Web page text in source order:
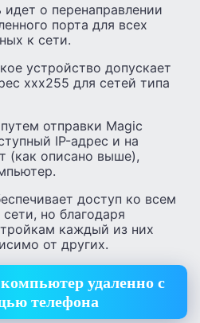
о перенаправлении
порта для всех
к сети.
устройство допускает
xxx255 для сетей типа
отправки Magic
IP-адрес и на
(как описано выше),
доступ ко всем
но благодаря
каждый из них
от других.
удаленно с
телефона